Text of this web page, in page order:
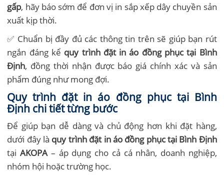
gấp, hãy báo sớm để đơn vị in sắp xếp dây chuyền sản
xuất kịp thời.
✅ Chuẩn bị đầy đủ các thông tin trên sẽ giúp bạn rút
ngắn đáng kể quy trình đặt in áo đồng phục tại Bình
Định, đồng thời nhận được báo giá chính xác và sản
phẩm đúng như mong đợi.
Quy trình đặt in áo đồng phục tại Bình
Định chi tiết từng bước
Để giúp bạn dễ dàng và chủ động hơn khi đặt hàng,
dưới đây là quy trình đặt in áo đồng phục tại Bình Định
tại AKOPA– áp dụng cho cả cá nhân, doanh nghiệp,
nhóm hội hoặc trường học.